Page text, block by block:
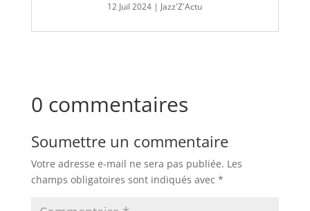
12 Juil 2024 | Jazz'Z'Actu
0 commentaires
Soumettre un commentaire
Votre adresse e-mail ne sera pas publiée. Les
champs obligatoires sont indiqués avec *